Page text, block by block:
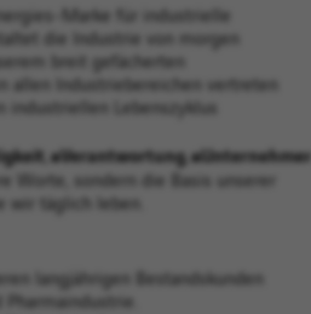
Marke für industrielle
die Industrie von morgen
breit gefächerten
allen Industriebereichen vertreten
industriellen Lebenszyklus
,#Verantwortung,
Worte, sondern die Basis unserer
wir täglich leben.
langjährigen Bestandskunden